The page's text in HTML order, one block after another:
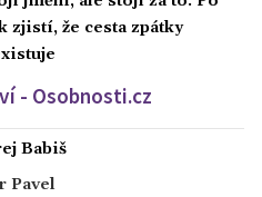
zjistí, že cesta zpátky
- Osobnosti.cz
Babiš
Pavel